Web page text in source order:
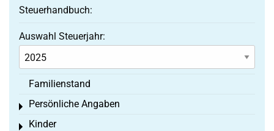
Steuerhandbuch:
Auswahl Steuerjahr:
Familienstand
Persönliche Angaben
Toggle menu
Kinder
Toggle menu